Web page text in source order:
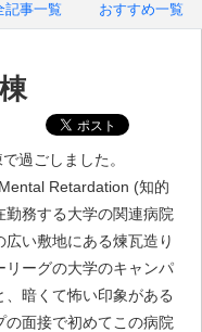
記事一覧 おすすめ一覧
過ごしました。
Retardation (知的
務する大学の関連病院
い敷地にある煉瓦造り
ーグの大学のキャンパ
暗くて怖い印象がある
面接で初めてこの病院